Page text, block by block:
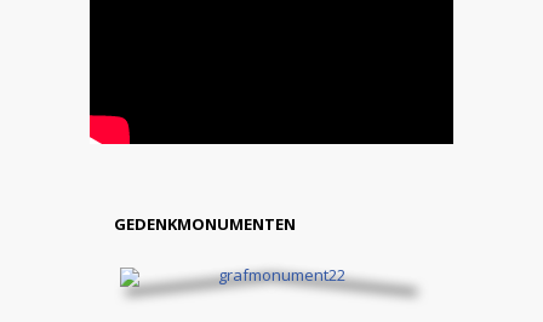
GEDENKMONUMENTEN